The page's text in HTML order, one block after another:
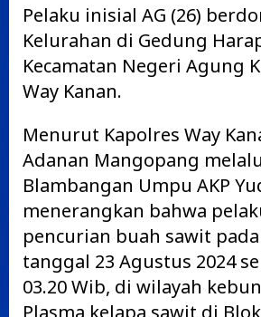
Pelaku inisial AG (26)
Kelurahan di Gedung
Kecamatan Negeri Agung
Way Kanan.
Menurut Kapolres Way
Adanan Mangopang
Blambangan Umpu AKP
menerangkan bahwa
pencurian buah sawit
tanggal 23 Agustus 2024
03.20 Wib, di wilayah
Plasma kelapa sawit di